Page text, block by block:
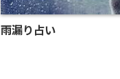
雨漏り占い